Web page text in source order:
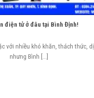
điện tử ở đâu tại Bình Định!
với nhiều khó khăn, thách thức,
nhưng Bình [...]